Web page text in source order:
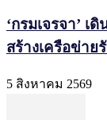
‘กรมเจรจา’
สร้างเครือข่าย
5 สิงหาคม 2569